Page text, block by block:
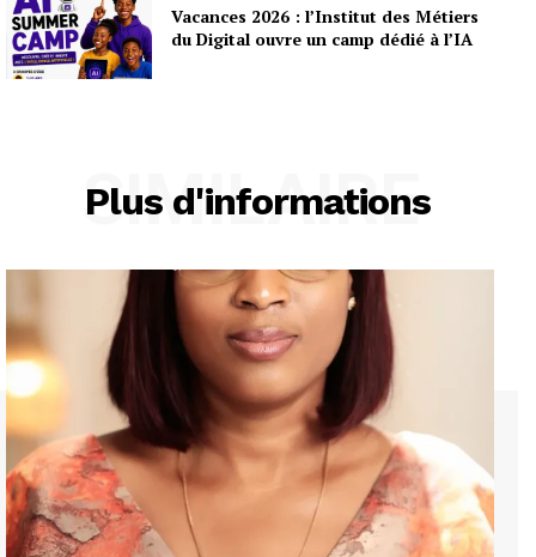
Vacances 2026 : l’Institut des Métiers
du Digital ouvre un camp dédié à l’IA
Plus d'informations
SIMILAIRE